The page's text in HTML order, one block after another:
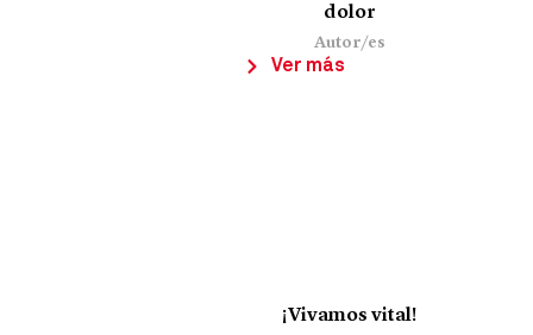
dolor
Autor/es
Ver más
¡Vivamos vital!